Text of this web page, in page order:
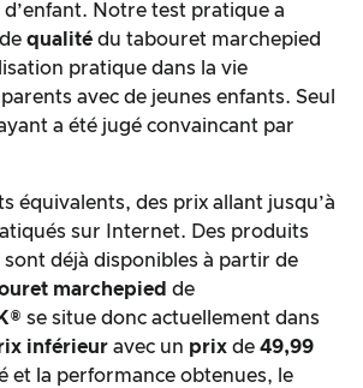
Notre test pratique a
qualité du tabouret marchepied
pratique dans la vie
avec de jeunes enfants. Seul
a été jugé convaincant par
équivalents, des prix allant jusqu’à
sur Internet. Des produits
déjà disponibles à partir de
marchepied de
se situe donc actuellement dans
inférieur avec un prix de 49,99
et la performance obtenues, le